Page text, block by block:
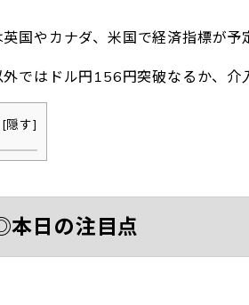
国やカナダ、米国で経済指標が予
外ではドル円156円突破なるか、介
[隠す]
日の注目点